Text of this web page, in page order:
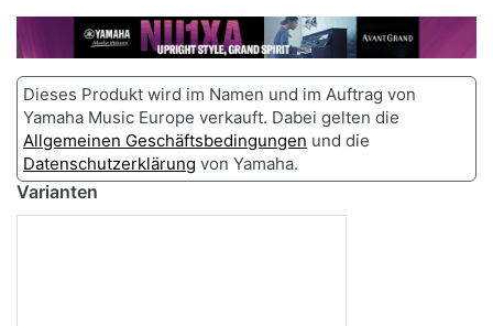
Dieses Produkt wird im Namen und im Auftrag von
Yamaha Music Europe verkauft. Dabei gelten die
Allgemeinen Geschäftsbedingungen und die
Datenschutzerklärung von Yamaha.
Varianten